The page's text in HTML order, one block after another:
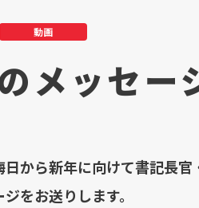
動画
メッセー
日から新年に向けて書記長
ジをお送りします。